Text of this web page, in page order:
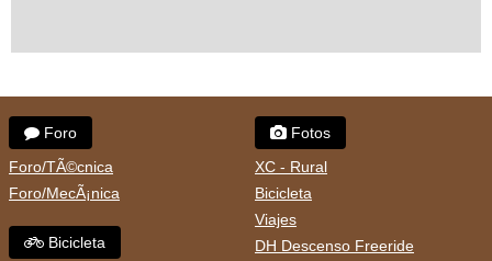
Foro
Foro/TÃ©cnica
Foro/MecÃ¡nica
Bicicleta
Fotos
XC - Rural
Bicicleta
Viajes
DH Descenso Freeride